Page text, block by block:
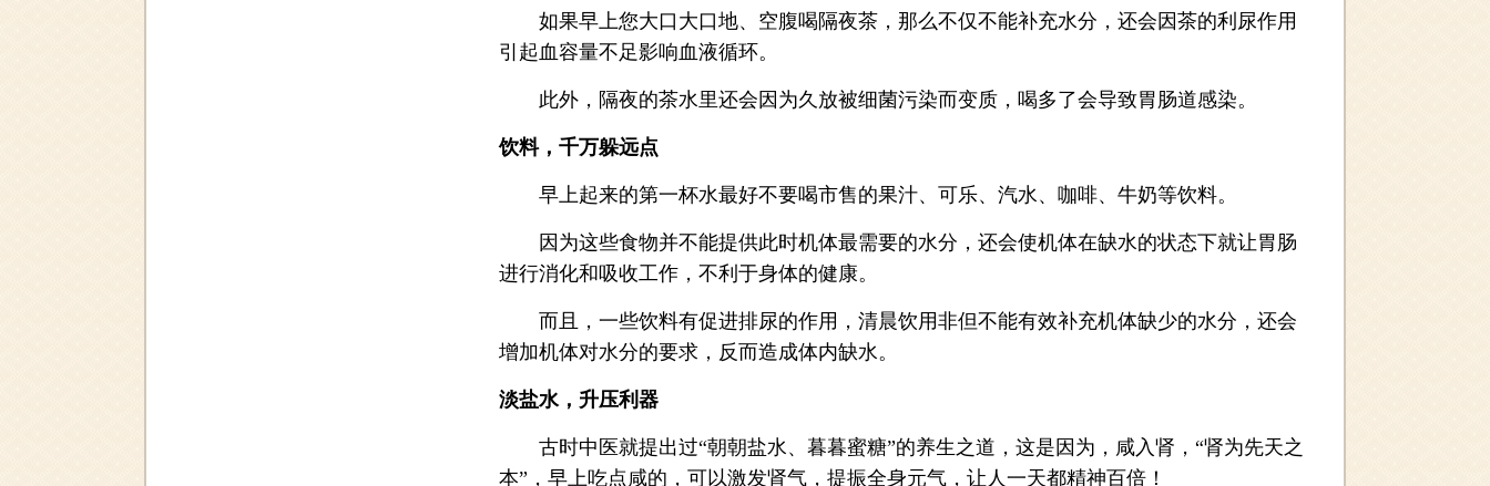
如果早上您大口大口地、空腹喝隔夜茶，那么不仅不能补充水分，还会因茶的利尿作用
引起血容量不足影响血液循环。
此外，隔夜的茶水里还会因为久放被细菌污染而变质，喝多了会导致胃肠道感染。
饮料，千万躲远点
早上起来的第一杯水最好不要喝市售的果汁、可乐、汽水、咖啡、牛奶等饮料。
因为这些食物并不能提供此时机体最需要的水分，还会使机体在缺水的状态下就让胃肠
进行消化和吸收工作，不利于身体的健康。
而且，一些饮料有促进排尿的作用，清晨饮用非但不能有效补充机体缺少的水分，还会
增加机体对水分的要求，反而造成体内缺水。
淡盐水，升压利器
古时中医就提出过“朝朝盐水、暮暮蜜糖”的养生之道，这是因为，咸入肾，“肾为先天之
本”，早上吃点咸的，可以激发肾气，提振全身元气，让人一天都精神百倍！